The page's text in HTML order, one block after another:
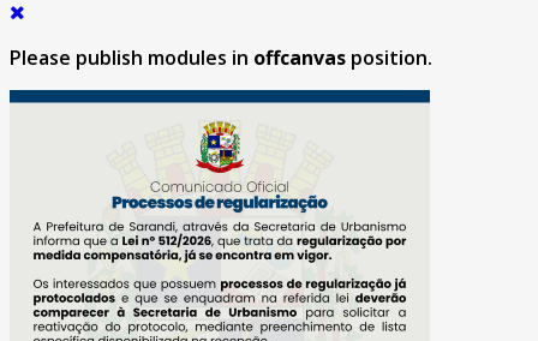
Please publish modules in offcanvas position.